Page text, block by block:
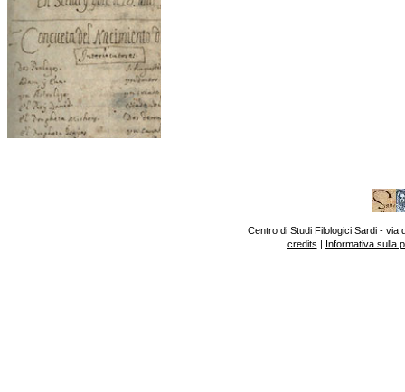
Centro di Studi Filologici Sardi - via
credits | Informativa sulla